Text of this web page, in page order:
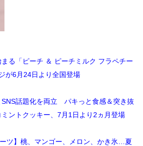
る「ピーチ ＆ ピーチミルク フラペチー
が6月24日より全国登場
SNS話題化を両立 パキっと食感＆突き抜
ントクッキー、7月1日より2ヵ月登場
ツ】桃、マンゴー、メロン、かき氷…夏